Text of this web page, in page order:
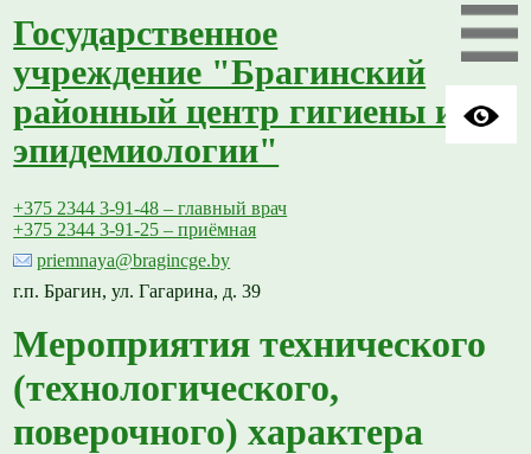
Государственное
учреждение "Брагинский
районный центр гигиены и
эпидемиологии"
+375 2344 3-91-48 – главный врач
+375 2344 3-91-25 – приёмная
priemnaya@bragincge.by
г.п. Брагин, ул. Гагарина, д. 39
Мероприятия технического
(технологического,
поверочного) характера